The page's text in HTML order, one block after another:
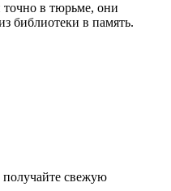
точно в тюрьме, они
библиотеки в память.
свежую